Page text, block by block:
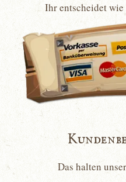
Ihr entscheidet
Das halten